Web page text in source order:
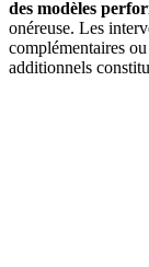
des modèles
onéreuse. Les
complémentaires
additionnels